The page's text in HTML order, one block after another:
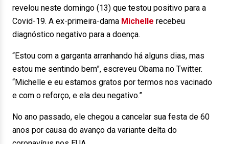
revelou neste domingo (13) que testou positivo para a
Covid-19. A ex-primeira-dama Michelle recebeu
diagnóstico negativo para a doença.
“Estou com a garganta arranhando há alguns dias, mas
estou me sentindo bem”, escreveu Obama no Twitter.
“Michelle e eu estamos gratos por termos nos vacinado
e com o reforço, e ela deu negativo.”
No ano passado, ele chegou a cancelar sua festa de 60
anos por causa do avanço da variante delta do